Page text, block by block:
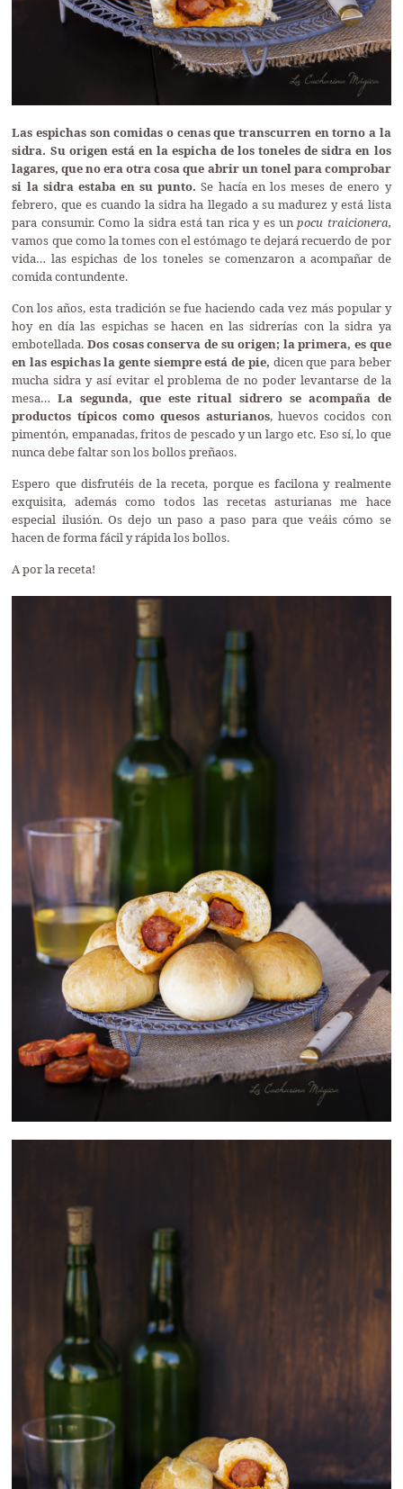
Las espichas son comidas o cenas que transcurren en torno a la
sidra. Su origen está en la espicha de los toneles de sidra en los
lagares, que no era otra cosa que abrir un tonel para comprobar
si la sidra estaba en su punto. Se hacía en los meses de enero y
febrero, que es cuando la sidra ha llegado a su madurez y está lista
para consumir. Como la sidra está tan rica y es unpocu traicionera,
vamos que como la tomes con el estómago te dejará recuerdo de por
vida… las espichas de los toneles se comenzaron a acompañar de
comida contundente.
Con los años, esta tradición se fue haciendo cada vez más popular y
hoy en día las espichas se hacen en las sidrerías con la sidra ya
embotellada.Dos cosas conserva de su origen; la primera, es que
en las espichas la gente siempre está de pie, dicen que para beber
mucha sidra y así evitar el problema de no poder levantarse de la
mesa… La segunda, que este ritual sidrero se acompaña de
productos típicos como quesos asturianos, huevos cocidos con
pimentón, empanadas, fritos de pescado y un largo etc. Eso sí, lo que
nunca debe faltar son los bollos preñaos.
Espero que disfrutéis de la receta, porque es facilona y realmente
exquisita, además como todos las recetas asturianas me hace
especial ilusión. Os dejo un paso a paso para que veáis cómo se
hacen de forma fácil y rápida los bollos.
A por la receta!